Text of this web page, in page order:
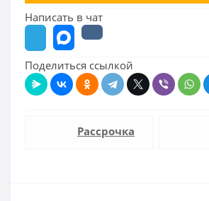
Написать в чат
Поделиться ссылкой
Рассрочка